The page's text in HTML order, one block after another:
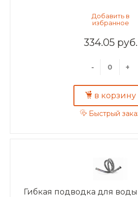
334.05 руб.
- +
в корзину
Быстрый
Гибкая подводка для